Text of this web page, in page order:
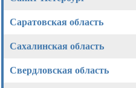
Саратовская область
Сахалинская область
Свердловская область